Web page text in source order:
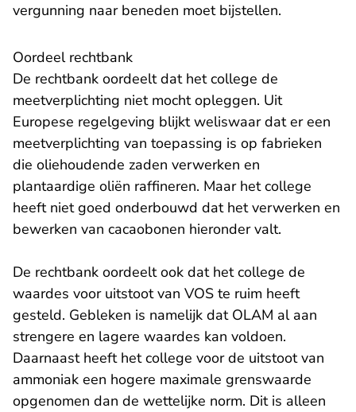
vergunning naar beneden moet bijstellen.
Oordeel rechtbank
De rechtbank oordeelt dat het college de
meetverplichting niet mocht opleggen. Uit
Europese regelgeving blijkt weliswaar dat er een
meetverplichting van toepassing is op fabrieken
die oliehoudende zaden verwerken en
plantaardige oliën raffineren. Maar het college
heeft niet goed onderbouwd dat het verwerken en
bewerken van cacaobonen hieronder valt.
De rechtbank oordeelt ook dat het college de
waardes voor uitstoot van VOS te ruim heeft
gesteld. Gebleken is namelijk dat OLAM al aan
strengere en lagere waardes kan voldoen.
Daarnaast heeft het college voor de uitstoot van
ammoniak een hogere maximale grenswaarde
opgenomen dan de wettelijke norm. Dit is alleen